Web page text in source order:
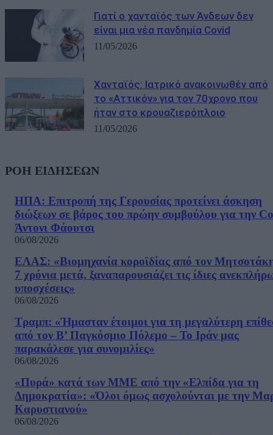
Γιατί ο χανταϊός των Άνδεων δεν
είναι μια νέα πανδημία Covid
11/05/2026
Χανταϊός: Ιατρικό ανακοινωθέν από
το «Αττικόν» για τον 70χρονο που
ήταν στο κρουαζιερόπλοιο
11/05/2026
ΡΟΗ ΕΙΔΗΣΕΩΝ
ΗΠΑ: Επιτροπή της Γερουσίας προτείνει άσκηση
διώξεων σε βάρος του πρώην συμβούλου για την
Άντονι Φάουτσι
06/08/2026
ΕΛΑΣ: «Βιομηχανία κοροϊδίας από τον
7 χρόνια μετά, ξαναπαρουσιάζει τις ίδιες
υποσχέσεις»
06/08/2026
Τραμπ: «Ήμασταν έτοιμοι για τη μεγαλύτερη
από τον Β’ Παγκόσμιο Πόλεμο – Το Ιράν μας
παρακάλεσε για συνομιλίες»
06/08/2026
«Πυρά» κατά των ΜΜΕ από την «Ελπίδα για τη
Δημοκρατία»: «Όλοι όμως ασχολούνται με την
Καρυστιανού»
06/08/2026